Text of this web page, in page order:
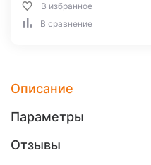
В избранное
В сравнение
Описание
Параметры
Отзывы